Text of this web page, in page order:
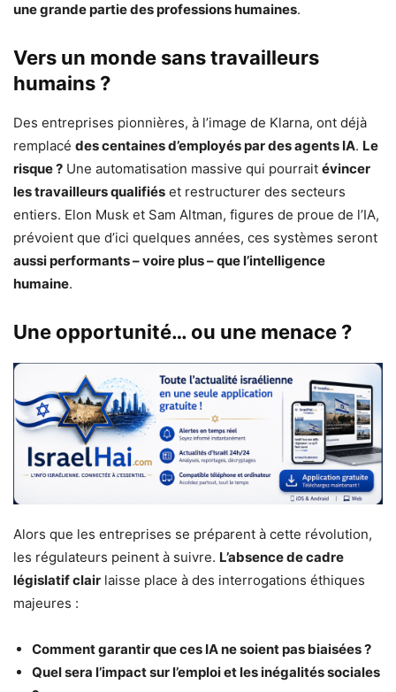
une grande partie des professions humaines.
Vers un monde sans travailleurs
humains ?
Des entreprises pionnières, à l’image de Klarna, ont déjà
remplacé des centaines d’employés par des agents IA. Le
risque ? Une automatisation massive qui pourrait évincer
les travailleurs qualifiés et restructurer des secteurs
entiers. Elon Musk et Sam Altman, figures de proue de l’IA,
prévoient que d’ici quelques années, ces systèmes seront
aussi performants – voire plus – que l’intelligence
humaine.
Une opportunité… ou une menace ?
Alors que les entreprises se préparent à cette révolution,
les régulateurs peinent à suivre. L’absence de cadre
législatif clair laisse place à des interrogations éthiques
majeures :
Comment garantir que ces IA ne soient pas biaisées ?
Quel sera l’impact sur l’emploi et les inégalités sociales